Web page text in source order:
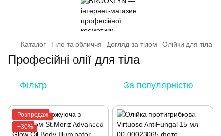
Каталог Тіло та обличчя Догляд за тілом Олійки для тіла
Професійні олії для тіла
Фільтр За популярністю
Розпродаж
−30%